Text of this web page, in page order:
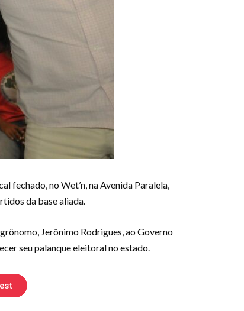
fechado, no Wet’n, na Avenida Paralela,
da base aliada.
Jerônimo Rodrigues, ao Governo
seu palanque eleitoral no estado.